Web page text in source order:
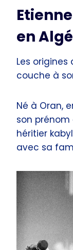
en
Les
couche à
Né à Oran,
son
héritier
avec sa